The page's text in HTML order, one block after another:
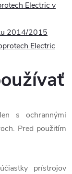
Electric v
2014/2015
Electric
s ochrannými
Pred použitím
prístrojov